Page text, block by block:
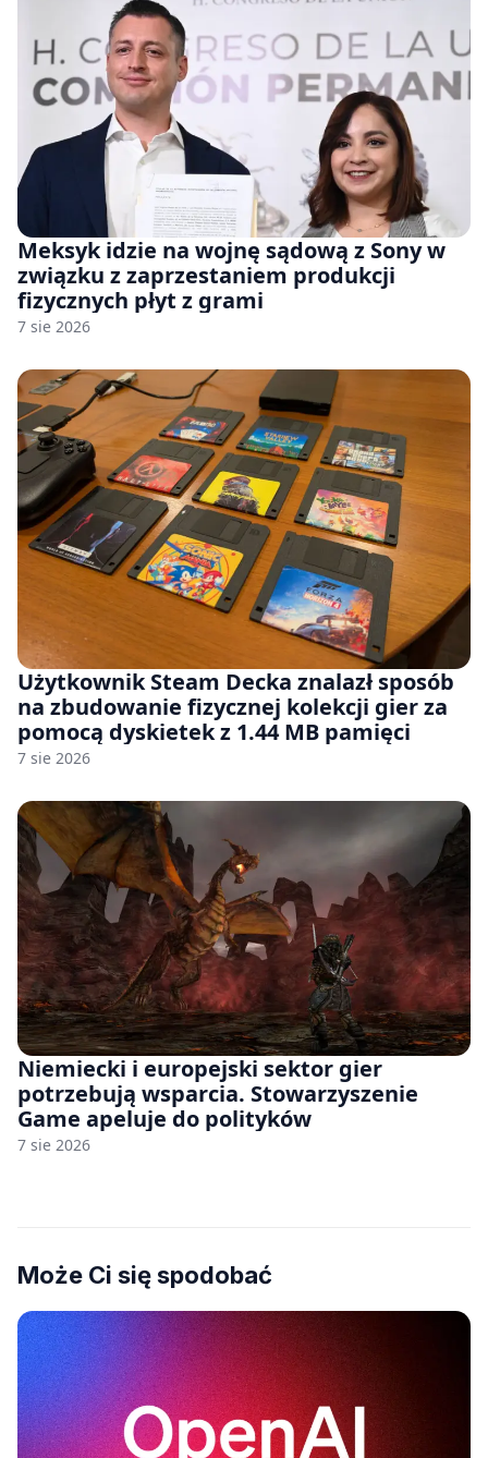
Meksyk idzie na wojnę sądową z Sony w
związku z zaprzestaniem produkcji
fizycznych płyt z grami
7 sie 2026
Użytkownik Steam Decka znalazł sposób
na zbudowanie fizycznej kolekcji gier za
pomocą dyskietek z 1.44 MB pamięci
7 sie 2026
Niemiecki i europejski sektor gier
potrzebują wsparcia. Stowarzyszenie
Game apeluje do polityków
7 sie 2026
Może Ci się spodobać